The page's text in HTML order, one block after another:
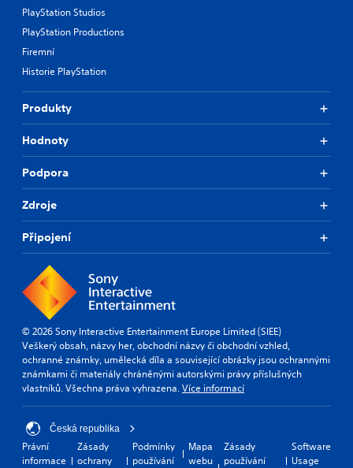
PlayStation Studios
PlayStation Productions
Firemní
Historie PlayStation
Produkty
Hodnoty
Podpora
Zdroje
Připojení
© 2026 Sony Interactive Entertainment Europe Limited (SIEE)
Veškerý obsah, názvy her, obchodní názvy či obchodní vzhled,
ochranné známky, umělecká díla a související obrázky jsou ochrannými
známkami či materiály chráněnými autorskými právy příslušných
vlastníků. Všechna práva vyhrazena.Více informací
Česká republika
Právní
informace
Zásady
ochrany
Podmínky
používání
Mapa
webu
Zásady
používání
Software
Usage